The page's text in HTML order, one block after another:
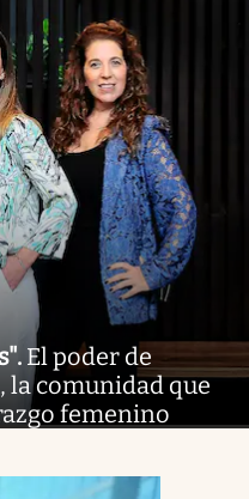
. El poder de
la comunidad que
femenino